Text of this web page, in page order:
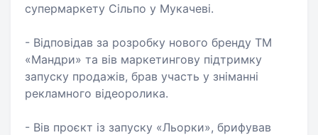
супермаркету Сільпо у Мукачеві.
- Відповідав за розробку нового бренду ТМ
«Мандри» та вів маркетингову підтримку
запуску продажів, брав участь у зніманні
рекламного відеоролика.
- Вів проєкт із запуску «Льорки», брифував